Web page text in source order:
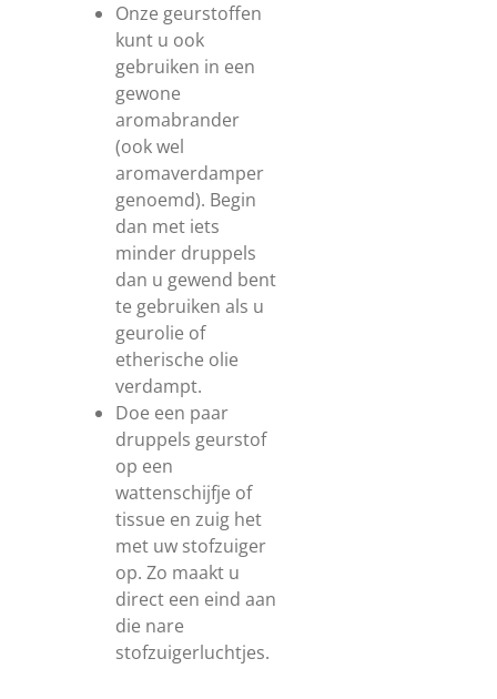
Onze geurstoffen
kunt u ook
gebruiken in een
gewone
aromabrander
(ook wel
aromaverdamper
genoemd). Begin
dan met iets
minder druppels
dan u gewend bent
te gebruiken als u
geurolie of
etherische olie
verdampt.
Doe een paar
druppels geurstof
op een
wattenschijfje of
tissue en zuig het
met uw stofzuiger
op. Zo maakt u
direct een eind aan
die nare
stofzuigerluchtjes.